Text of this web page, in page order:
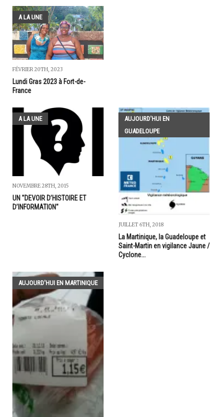
A LA UNE
FÉVRIER 20TH, 2023
Lundi Gras 2023 à Fort-de-
France
A LA UNE
NOVEMBRE 28TH, 2015
UN "DEVOIR D’HISTOIRE ET
D’INFORMATION"
AUJOURD'HUI EN
GUADELOUPE
JUILLET 6TH, 2018
La Martinique, la Guadeloupe et
Saint-Martin en vigilance Jaune /
Cyclone...
AUJOURD'HUI EN MARTINIQUE